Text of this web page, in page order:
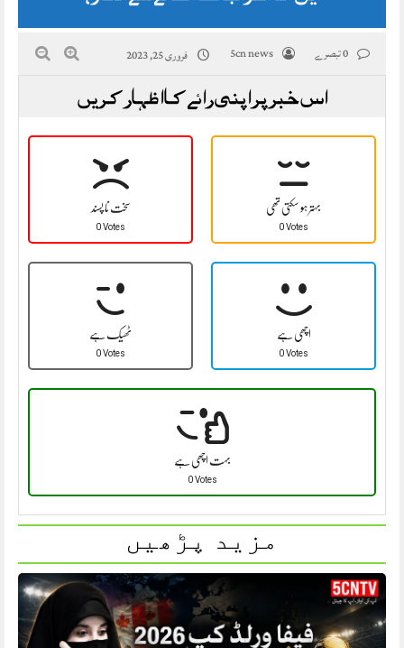
5cn news فروری 25, 2023
اس خبر پر اپنی رائے کا اظہار کریں
سخت نا پسند
0 Votes
بہتر ہو سکتی تھی
0 Votes
ٹھیک ہے
0 Votes
اچھی ہے
0 Votes
بہت اچھی ہے
0 Votes
مزید پڑھیں